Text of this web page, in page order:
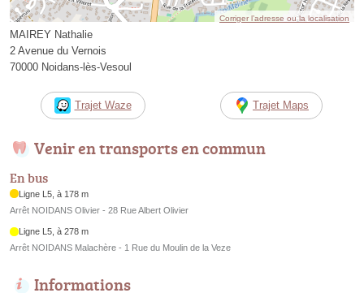
Corriger l’adresse ou la localisation
MAIREY Nathalie
2 Avenue du Vernois
70000 Noidans-lès-Vesoul
Trajet Waze Trajet Maps
Venir en transports en commun
En bus
Ligne L5, à 178 m
Arrêt NOIDANS Olivier - 28 Rue Albert Olivier
Ligne L5, à 278 m
Arrêt NOIDANS Malachère - 1 Rue du Moulin de la Veze
Informations